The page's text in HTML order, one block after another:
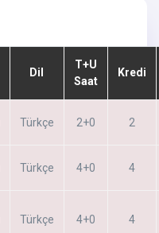
Dil
T+U
Saat
Kredi
Türkçe 2+0 2
Türkçe 4+0 4
Türkçe 4+0 4